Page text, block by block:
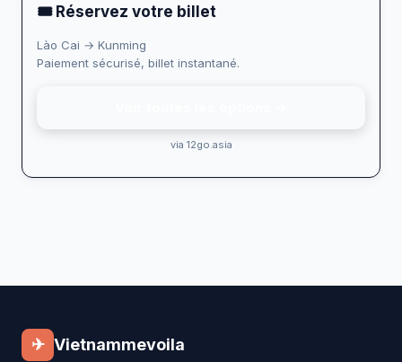
🎟 Réservez votre billet
Lào Cai → Kunming
Paiement sécurisé, billet instantané.
via 12go.asia
✈ Vietnammevoila